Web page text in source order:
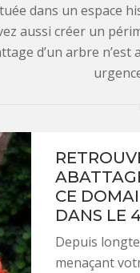
dans un espace
aussi créer un
d’un arbre
CE
DANS LE
Depuis
menaçant